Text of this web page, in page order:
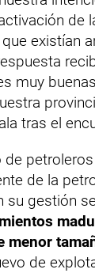
de
existían
muy
tras el
de
de la
su gestión se
menor
de